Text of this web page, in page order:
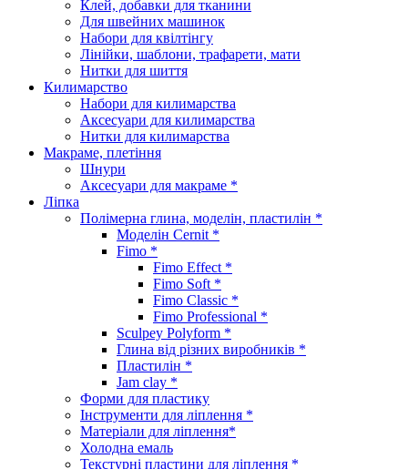
Клей, добавки для тканини
Для швейних машинок
Набори для квілтінгу
Лінійки, шаблони, трафарети, мати
Нитки для шиття
Килимарство
Набори для килимарства
Аксесуари для килимарства
Нитки для килимарства
Макраме, плетіння
Шнури
Аксесуари для макраме *
Ліпка
Полімерна глина, моделін, пластилін *
Моделін Cernit *
Fimo *
Fimo Effect *
Fimo Soft *
Fimo Classic *
Fimo Professional *
Sculpey Polyform *
Глина від різних виробників *
Пластилін *
Jam clay *
Форми для пластику
Інструменти для ліплення *
Матеріали для ліплення*
Холодна емаль
Текстурні пластини для ліплення *